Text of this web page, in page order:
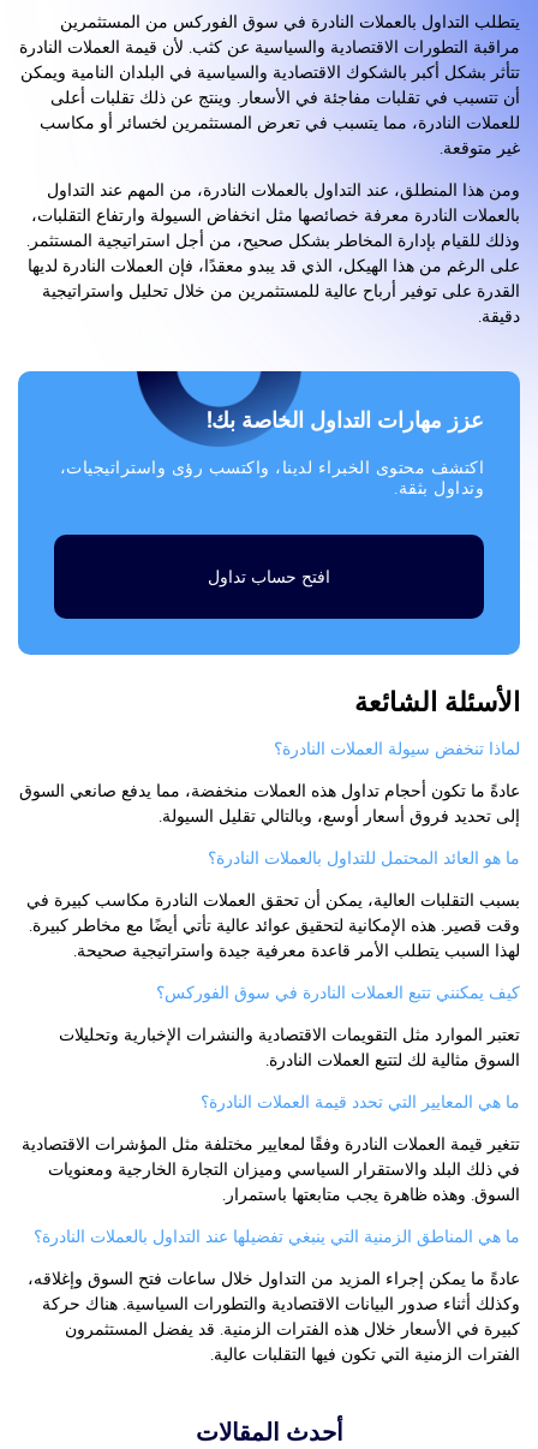
يتطلب التداول بالعملات النادرة في سوق الفوركس من المستثمرين
مراقبة التطورات الاقتصادية والسياسية عن كثب. لأن قيمة العملات النادرة
تتأثر بشكل أكبر بالشكوك الاقتصادية والسياسية في البلدان النامية ويمكن
أن تتسبب في تقلبات مفاجئة في الأسعار. وينتج عن ذلك تقلبات أعلى
للعملات النادرة، مما يتسبب في تعرض المستثمرين لخسائر أو مكاسب
غير متوقعة.
ومن هذا المنطلق، عند التداول بالعملات النادرة، من المهم عند التداول
بالعملات النادرة معرفة خصائصها مثل انخفاض السيولة وارتفاع التقلبات،
وذلك للقيام بإدارة المخاطر بشكل صحيح، من أجل استراتيجية المستثمر.
على الرغم من هذا الهيكل، الذي قد يبدو معقدًا، فإن العملات النادرة لديها
القدرة على توفير أرباح عالية للمستثمرين من خلال تحليل واستراتيجية
دقيقة.
عزز مهارات التداول الخاصة بك!
اكتشف محتوى الخبراء لدينا، واكتسب رؤى واستراتيجيات،
وتداول بثقة.
افتح حساب تداول
الأسئلة الشائعة
لماذا تنخفض سيولة العملات النادرة؟
عادةً ما تكون أحجام تداول هذه العملات منخفضة، مما يدفع صانعي السوق
إلى تحديد فروق أسعار أوسع، وبالتالي تقليل السيولة.
ما هو العائد المحتمل للتداول بالعملات النادرة؟
بسبب التقلبات العالية، يمكن أن تحقق العملات النادرة مكاسب كبيرة في
وقت قصير. هذه الإمكانية لتحقيق عوائد عالية تأتي أيضًا مع مخاطر كبيرة.
لهذا السبب يتطلب الأمر قاعدة معرفية جيدة واستراتيجية صحيحة.
كيف يمكنني تتبع العملات النادرة في سوق الفوركس؟
تعتبر الموارد مثل التقويمات الاقتصادية والنشرات الإخبارية وتحليلات
السوق مثالية لك لتتبع العملات النادرة.
ما هي المعايير التي تحدد قيمة العملات النادرة؟
تتغير قيمة العملات النادرة وفقًا لمعايير مختلفة مثل المؤشرات الاقتصادية
في ذلك البلد والاستقرار السياسي وميزان التجارة الخارجية ومعنويات
السوق. وهذه ظاهرة يجب متابعتها باستمرار.
ما هي المناطق الزمنية التي ينبغي تفضيلها عند التداول بالعملات النادرة؟
عادةً ما يمكن إجراء المزيد من التداول خلال ساعات فتح السوق وإغلاقه،
وكذلك أثناء صدور البيانات الاقتصادية والتطورات السياسية. هناك حركة
كبيرة في الأسعار خلال هذه الفترات الزمنية. قد يفضل المستثمرون
الفترات الزمنية التي تكون فيها التقلبات عالية.
أحدث المقالات